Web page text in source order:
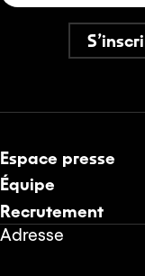
Espace presse
Équipe
Recrutement
Adresse